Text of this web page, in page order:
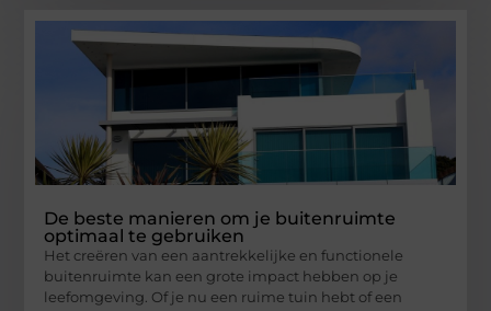
De beste manieren om je buitenruimte
optimaal te gebruiken
Het creëren van een aantrekkelijke en functionele
buitenruimte kan een grote impact hebben op je
leefomgeving. Of je nu een ruime tuin hebt of een